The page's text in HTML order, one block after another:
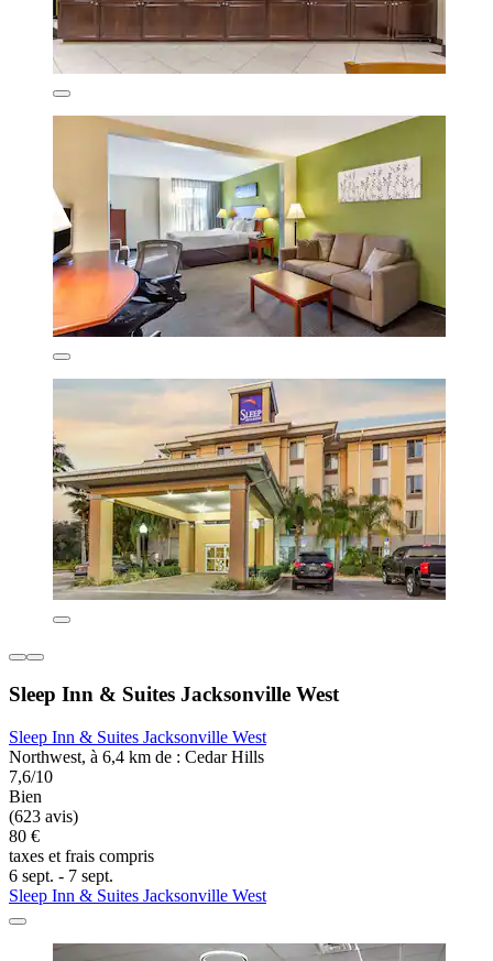
Sleep Inn & Suites Jacksonville West
Sleep Inn & Suites Jacksonville West
Northwest, à 6,4 km de : Cedar Hills
7,6/10
Bien
(623 avis)
80 €
taxes et frais compris
6 sept. - 7 sept.
Sleep Inn & Suites Jacksonville West